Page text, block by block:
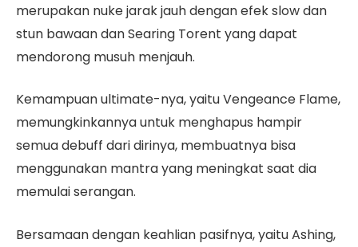
merupakan nuke jarak jauh dengan efek slow dan
stun bawaan dan Searing Torent yang dapat
mendorong musuh menjauh.
Kemampuan ultimate-nya, yaitu Vengeance Flame,
memungkinkannya untuk menghapus hampir
semua debuff dari dirinya, membuatnya bisa
menggunakan mantra yang meningkat saat dia
memulai serangan.
Bersamaan dengan keahlian pasifnya, yaitu Ashing,